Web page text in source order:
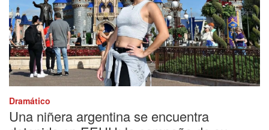
Dramático
Una niñera argentina se encuentra